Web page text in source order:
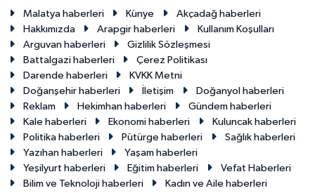
Malatya haberleri Künye
Akçadağ haberleri
Hakkımızda
Arapgir haberleri
Kullanım Koşulları
Arguvan haberleri
Gizlilik Sözleşmesi
Battalgazi haberleri
Çerez Politikası
Darende haberleri
KVKK Metni
Doğanşehir haberleri
İletişim
Doğanyol haberleri
Reklam
Hekimhan haberleri
Gündem haberleri
Kale haberleri
Ekonomi haberleri
Kuluncak haberleri
Politika haberleri
Pütürge haberleri
Sağlık haberleri
Yazıhan haberleri
Yaşam haberleri
Yeşilyurt haberleri
Eğitim haberleri
Vefat Haberleri
Bilim ve Teknoloji haberleri
Kadın ve Aile haberleri